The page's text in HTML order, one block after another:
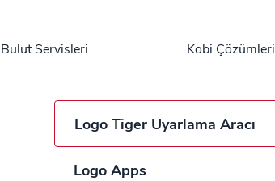
Bulut Servisleri Kobi Çözümleri
Logo Tiger Uyarlama Aracı
Logo Apps